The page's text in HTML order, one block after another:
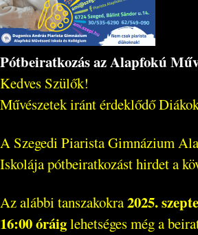
Pótbeiratkozás az Alapfokú
Kedves Szülők!
Művészetek iránt érdeklődő
A Szegedi Piarista Gimnázium
Iskolája pótbeiratkozást hirdet a
Az alábbi tanszakokra2025.
16:00 óráiglehetséges még a